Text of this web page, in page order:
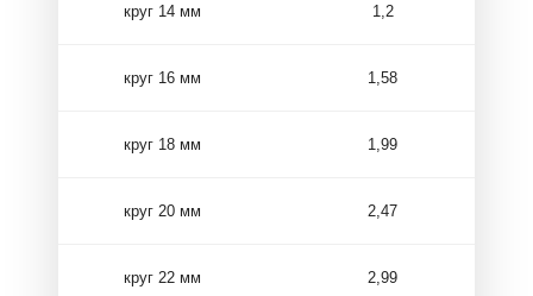
круг 14 мм 1,2
круг 16 мм 1,58
круг 18 мм 1,99
круг 20 мм 2,47
круг 22 мм 2,99